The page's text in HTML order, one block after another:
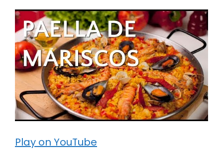
Play on YouTube